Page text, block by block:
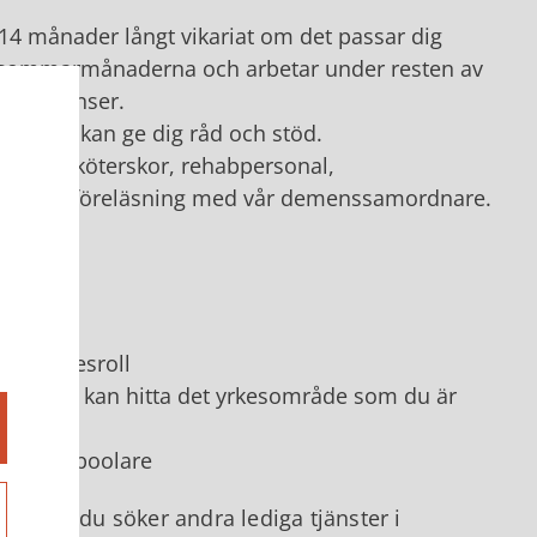
månader långt vikariat om det passar dig
och arbetar under resten av
vakanser.
som kan ge dig råd och stöd.
sjuksköterskor, rehabpersonal,
i en föreläsning med vår demenssamordnare.
yrkesroll
att du kan hitta det yrkesområde som du är
bästa poolare
att du söker andra lediga tjänster i